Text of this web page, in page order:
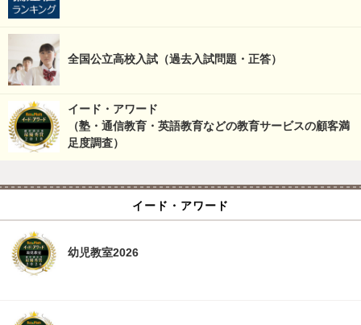
全国公立高校入試（過去入試問題・正答）
イード・アワード
（塾・通信教育・英語教育などの教育サービスの顧客満
足度調査）
イード・アワード
幼児教室2026